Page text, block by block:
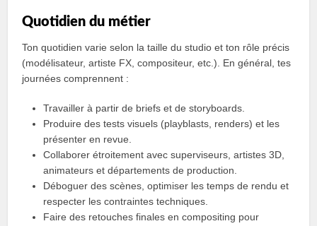
Quotidien du métier
Ton quotidien varie selon la taille du studio et ton rôle précis
(modélisateur, artiste FX, compositeur, etc.). En général, tes
journées comprennent :
Travailler à partir de briefs et de storyboards.
Produire des tests visuels (playblasts, renders) et les
présenter en revue.
Collaborer étroitement avec superviseurs, artistes 3D,
animateurs et départements de production.
Déboguer des scènes, optimiser les temps de rendu et
respecter les contraintes techniques.
Faire des retouches finales en compositing pour